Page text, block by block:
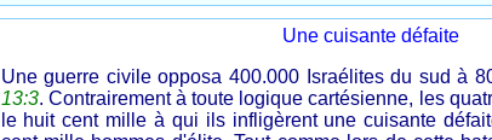
Une cuisante défaite
Une guerre civile opposa 400.000 Israélites du sud à
13:3. Contrairement à toute logique cartésienne, les
le huit cent mille à qui ils infligèrent une cuisante